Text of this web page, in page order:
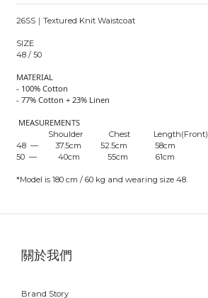
26SS｜Textured Knit Waistcoat
SIZE
48 / 50
MATERIAL
- 100% Cotton
- 77% Cotton + 23% Linen
MEASUREMENTS
Shoulder Chest Length(Front)
48 — 37.5cm 52.5cm 58cm
50 — 40cm 55cm 61cm
*Model is 180 cm / 60 kg and wearing size 48.
關於我們
Brand Story